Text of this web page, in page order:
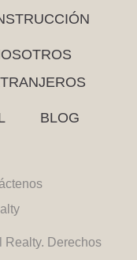
BLOG
Realty. Derechos